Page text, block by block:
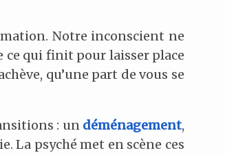
Notre inconscient ne
ce qui finit pour laisser place
qu’une part de vous se
: un déménagement,
La psyché met en scène ces